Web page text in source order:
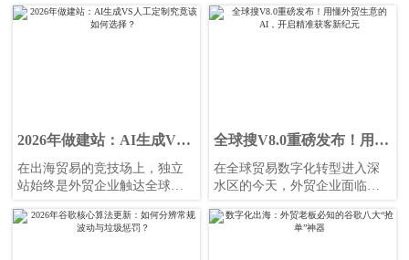
令，其中一个很常用的搜索指
询：“为什么我投了Google广
2026年做建站：AI生成VS
人工定制究竟该如何选择？
在出海贸易的竞技场上，独立
站始终是外贸企业触达全球买
地。
全球搜V8.0重磅发布！用懂
外贸生意的AI，开启精准获
客新纪元
在全球贸易数字化转型进入深
水区的今天，外贸企业面临的
而是如何在AI重塑搜索生态的